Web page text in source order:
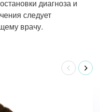
диагноза и
следует
врачу.